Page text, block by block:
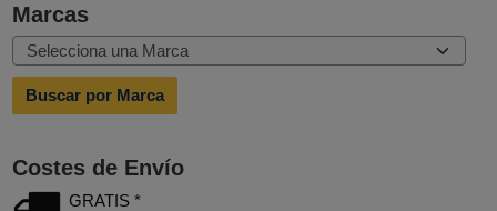
Marcas
Costes de Envío
GRATIS *